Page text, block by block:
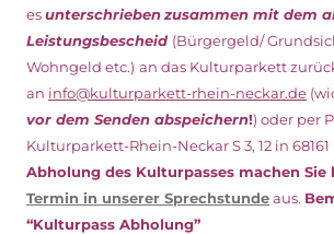
esunterschriebenzusammen mit dem
Leistungsbescheid (Bürgergeld/
Wohngeld etc.) an das Kulturparkett
an info@kulturparkett-rhein-neckar.de
vor dem Senden abspeichern!) oder per
Kulturparkett-Rhein-Neckar S 3, 12 in
Abholung des Kulturpasses machen Sie
Termin in unserer Sprechstundeaus.
“Kulturpass Abholung”